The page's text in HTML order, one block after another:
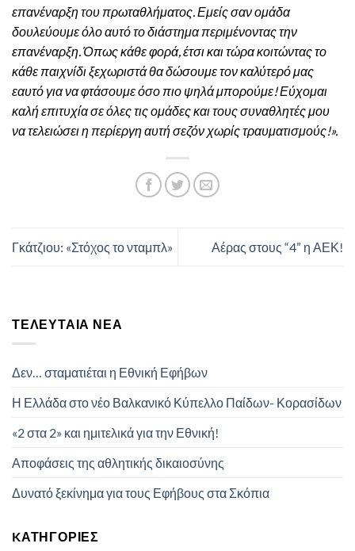
επανέναρξη του πρωταθλήματος. Εμείς σαν ομάδα
δουλεύουμε όλο αυτό το διάστημα περιμένοντας την
επανέναρξη. Όπως κάθε φορά, έτσι και τώρα κοιτώντας το
κάθε παιχνίδι ξεχωριστά θα δώσουμε τον καλύτερό μας
εαυτό για να φτάσουμε όσο πιο ψηλά μπορούμε! Εύχομαι
καλή επιτυχία σε όλες τις ομάδες και τους συναθλητές μου
να τελειώσει η περίεργη αυτή σεζόν χωρίς τραυματισμούς!».
Γκάτζιου: «Στόχος το νταμπλ» Αέρας στους “4” η ΑΕΚ!
ΤΕΛΕΥΤΑΊΑ ΝΈΑ
Δεν… σταματιέται η Εθνική Εφήβων
Η Ελλάδα στο νέο Βαλκανικό Κύπελλο Παίδων- Κορασίδων
«2 στα 2» και ημιτελικά για την Εθνική!
Αποφάσεις της αθλητικής δικαιοσύνης
Δυνατό ξεκίνημα για τους Εφήβους στα Σκόπια
KΑΤΗΓΟΡΊΕΣ